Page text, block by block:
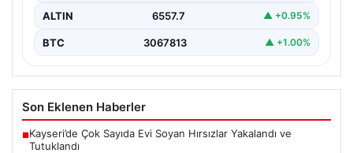
ALTIN 6557.7 ▲ +0.95%
BTC 3067813 ▲ +1.00%
Son Eklenen Haberler
■Kayseri’de Çok Sayıda Evi Soyan Hırsızlar Yakalandı ve
Tutuklandı